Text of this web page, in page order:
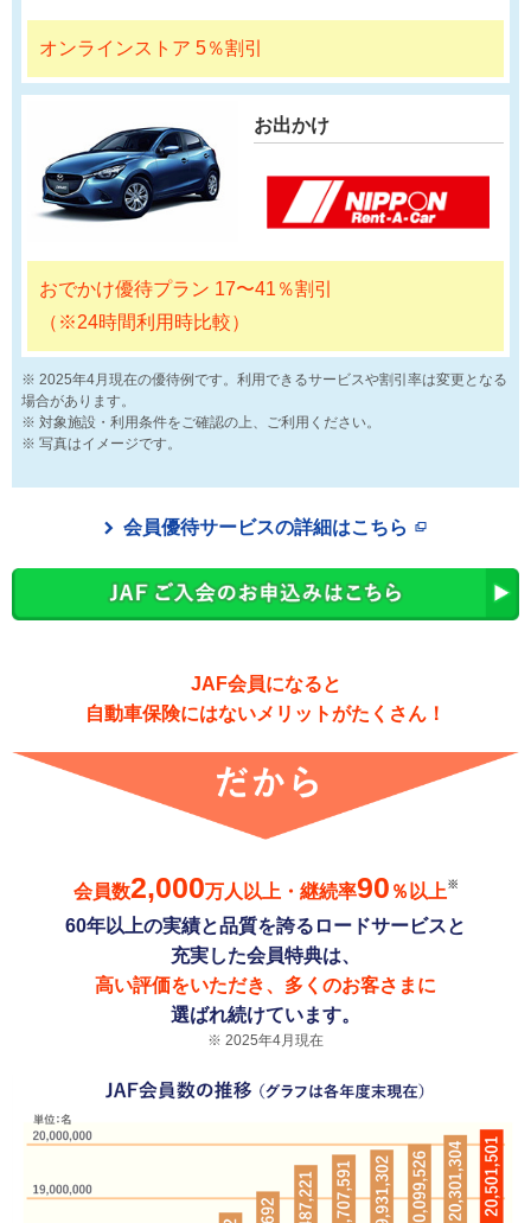
オンラインストア 5％割引
お出かけ
おでかけ優待プラン 17〜41％割引
（※24時間利用時比較）
2025年4月現在の優待例です。利用できるサービスや割引率は変更となる
場合があります。
対象施設・利用条件をご確認の上、ご利用ください。
写真はイメージです。
会員優待サービスの詳細はこちら
JAF会員になると
自動車保険にはないメリットがたくさん！
会員数2,000万人以上・継続率90 ％以上※
60年以上の実績と品質を誇るロードサービスと
充実した会員特典は、
高い評価をいただき、多くのお客さまに
選ばれ続けています。
2025年4月現在